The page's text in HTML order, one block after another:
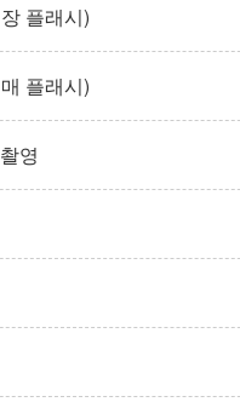
플래시)
플래시)
영